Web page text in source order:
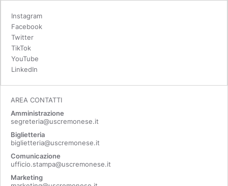
Instagram
Facebook
Twitter
TikTok
YouTube
LinkedIn
AREA CONTATTI
Amministrazione
segreteria@uscremonese.it
Biglietteria
biglietteria@uscremonese.it
Comunicazione
ufficio.stampa@uscremonese.it
Marketing